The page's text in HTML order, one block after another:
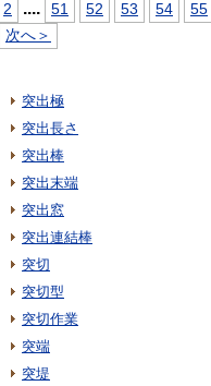
2 .... 51 52 53 54 55
次へ＞
突出極
突出長さ
突出棒
突出末端
突出窓
突出連結棒
突切
突切型
突切作業
突端
突堤